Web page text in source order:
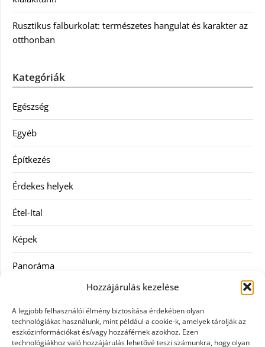
Hozzájárulás kezelése
A legjobb felhasználói élmény biztosítása érdekében olyan
technológiákat használunk, mint például a cookie-k, amelyek tárolják az
eszközinformációkat és/vagy hozzáférnek azokhoz. Ezen
technológiákhoz való hozzájárulás lehetővé teszi számunkra, hogy olyan
Rusztikus falburkolat: természetes hangulat és karakter az
otthonban
Kategóriák
Egészség
Egyéb
Építkezés
Érdekes helyek
Étel-Ital
Képek
Panoráma
Szolgáltatás